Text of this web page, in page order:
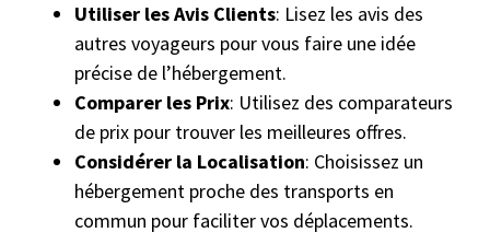
Utiliser les Avis Clients: Lisez les avis des
autres voyageurs pour vous faire une idée
précise de l’hébergement.
Comparer les Prix: Utilisez des comparateurs
de prix pour trouver les meilleures offres.
Considérer la Localisation: Choisissez un
hébergement proche des transports en
commun pour faciliter vos déplacements.